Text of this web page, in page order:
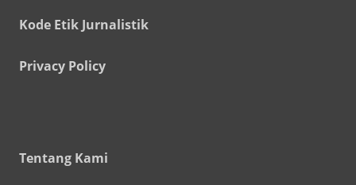
Kode Etik Jurnalistik
Privacy Policy
Tentang Kami